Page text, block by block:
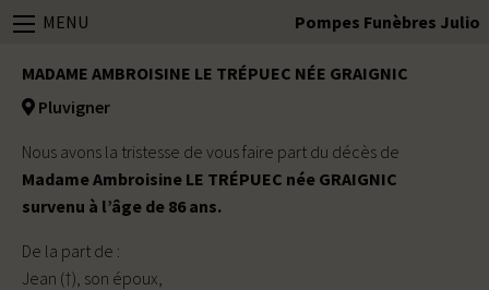
MENU Pompes Funèbres Julio
MADAME AMBROISINE LE TRÉPUEC NÉE GRAIGNIC
Pluvigner
Nous avons la tristesse de vous faire part du décès de
Madame Ambroisine LE TRÉPUEC née GRAIGNIC
survenu à l’âge de 86 ans.
De la part de :
Jean (†), son époux,